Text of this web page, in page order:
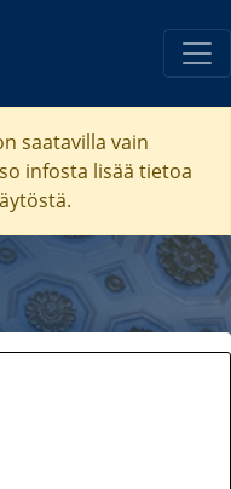
saatavilla vain
infosta lisää tietoa